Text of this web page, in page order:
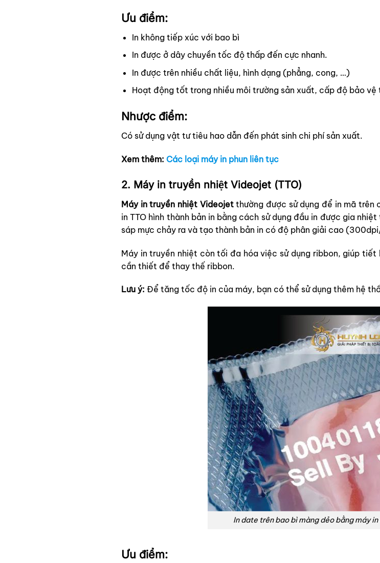
Ưu điểm:
In không tiếp xúc với bao bì
In được ở dây chuyền tốc độ thấp đến cực nhanh.
In được trên nhiều chất liệu, hình dạng (phẳng, cong, …)
Hoạt động tốt trong nhiều môi trường sản xuất, cấp độ bảo
Nhược điểm:
Có sử dụng vật tư tiêu hao dẫn đến phát sinh chi phí sản xuất.
Xem thêm: Các loại máy in phun liên tục
2. Máy in truyền nhiệt Videojet (TTO)
Máy in truyền nhiệt Videojetthường được sử dụng để in mã trên
in TTO hình thành bản in bằng cách sử dụng đầu in được gia
sáp mực chảy ra và tạo thành bản in có độ phân giải cao
Máy in truyền nhiệt còn tối đa hóa việc sử dụng ribbon, giúp
cần thiết để thay thế ribbon.
Lưu ý: Để tăng tốc độ in của máy, bạn có thể sử dụng thêm hệ
In date trên bao bì màng dẻo bằng máy
Ưu điểm: